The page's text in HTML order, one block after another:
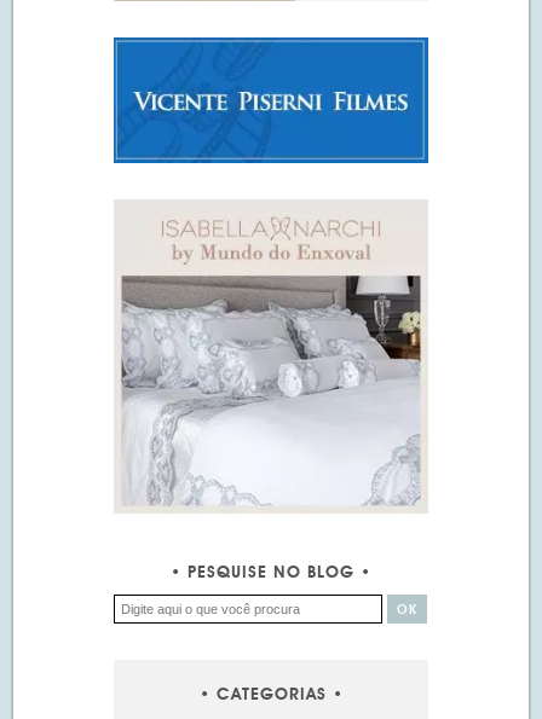
PESQUISE NO BLOG
CATEGORIAS